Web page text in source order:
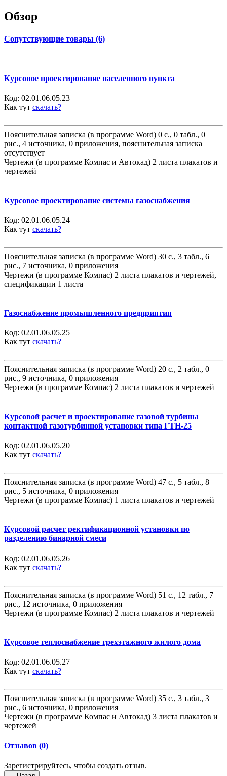
Обзор
Сопутствующие товары (6)
Курсовое проектирование населенного пункта
Код: 02.01.06.05.23
Как тут скачать?
Пояснительная записка (в программе Word) 0 с., 0 табл., 0
рис., 4 источника, 0 приложения, пояснительная записка
отсутствует
Чертежи (в программе Компас и Автокад) 2 листа плакатов и
чертежей
Курсовое проектирование системы газоснабжения
Код: 02.01.06.05.24
Как тут скачать?
Пояснительная записка (в программе Word) 30 с., 3 табл., 6
рис., 7 источника, 0 приложения
Чертежи (в программе Компас) 2 листа плакатов и чертежей,
спецификации 1 листа
Газоснабжение промышленного предприятия
Код: 02.01.06.05.25
Как тут скачать?
Пояснительная записка (в программе Word) 20 с., 2 табл., 0
рис., 9 источника, 0 приложения
Чертежи (в программе Компас) 2 листа плакатов и чертежей
Курсовой расчет и проектирование газовой турбины
контактной газотурбинной установки типа ГТН-25
Код: 02.01.06.05.20
Как тут скачать?
Пояснительная записка (в программе Word) 47 с., 5 табл., 8
рис., 5 источника, 0 приложения
Чертежи (в программе Компас) 1 листа плакатов и чертежей
Курсовой расчет ректификационной установки по
разделению бинарной смеси
Код: 02.01.06.05.26
Как тут скачать?
Пояснительная записка (в программе Word) 51 с., 12 табл., 7
рис., 12 источника, 0 приложения
Чертежи (в программе Компас) 2 листа плакатов и чертежей
Курсовое теплоснабжение трехэтажного жилого дома
Код: 02.01.06.05.27
Как тут скачать?
Пояснительная записка (в программе Word) 35 с., 3 табл., 3
рис., 6 источника, 0 приложения
Чертежи (в программе Компас и Автокад) 3 листа плакатов и
чертежей
Отзывов (0)
Зарегистрируйтесь, чтобы создать отзыв.